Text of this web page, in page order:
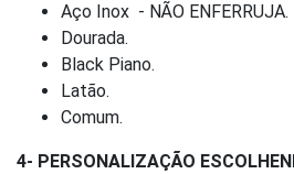
Aço Inox - NÃO ENFERRUJA.
Dourada.
Black Piano.
Latão.
Comum.
4- PERSONALIZAÇÃO